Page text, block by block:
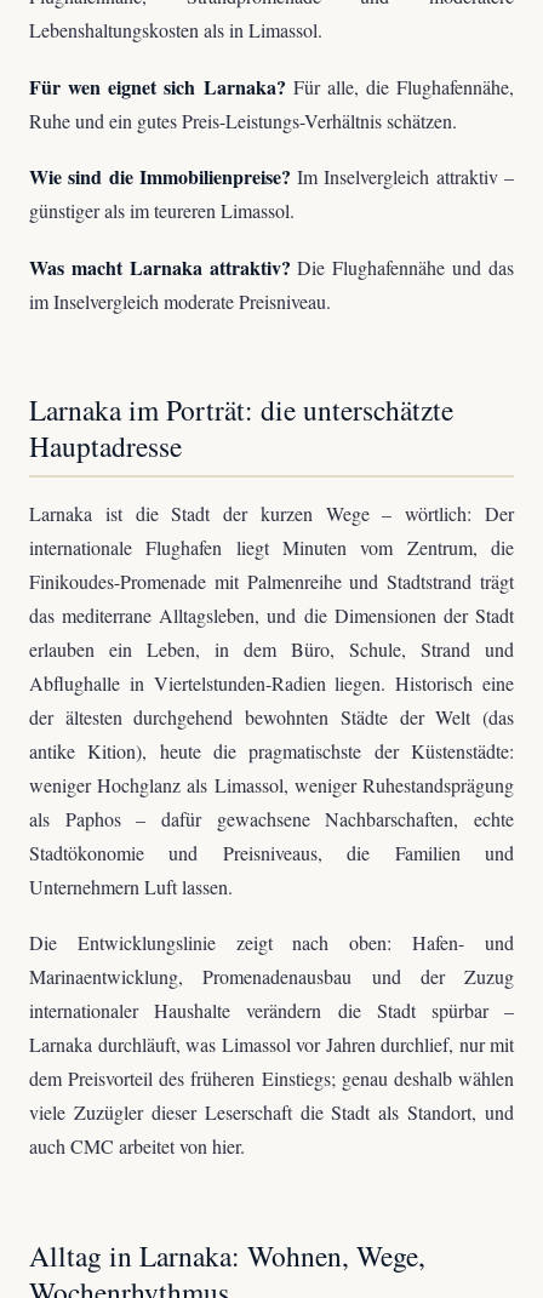
Lebenshaltungskosten als in Limassol.
Für wen eignet sich Larnaka? Für alle, die Flughafennähe,
Ruhe und ein gutes Preis-Leistungs-Verhältnis schätzen.
Wie sind die Immobilienpreise? Im Inselvergleich attraktiv –
günstiger als im teureren Limassol.
Was macht Larnaka attraktiv? Die Flughafennähe und das
im Inselvergleich moderate Preisniveau.
Larnaka im Porträt: die unterschätzte
Hauptadresse
Larnaka ist die Stadt der kurzen Wege – wörtlich: Der
internationale Flughafen liegt Minuten vom Zentrum, die
Finikoudes-Promenade mit Palmenreihe und Stadtstrand trägt
das mediterrane Alltagsleben, und die Dimensionen der Stadt
erlauben ein Leben, in dem Büro, Schule, Strand und
Abflughalle in Viertelstunden-Radien liegen. Historisch eine
der ältesten durchgehend bewohnten Städte der Welt (das
antike Kition), heute die pragmatischste der Küstenstädte:
weniger Hochglanz als Limassol, weniger Ruhestandsprägung
als Paphos – dafür gewachsene Nachbarschaften, echte
Stadtökonomie und Preisniveaus, die Familien und
Unternehmern Luft lassen.
Die Entwicklungslinie zeigt nach oben: Hafen- und
Marinaentwicklung, Promenadenausbau und der Zuzug
internationaler Haushalte verändern die Stadt spürbar –
Larnaka durchläuft, was Limassol vor Jahren durchlief, nur mit
dem Preisvorteil des früheren Einstiegs; genau deshalb wählen
viele Zuzügler dieser Leserschaft die Stadt als Standort, und
auch CMC arbeitet von hier.
Alltag in Larnaka: Wohnen, Wege,